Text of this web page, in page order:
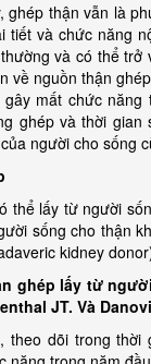
thận vẫn là
tiết và chức năng
và có thể
về nguồn thận
mất chức
ghép và thời
người cho sống
từ người sống
sống cho thận
kidney
ghép lấy từ
JT. Và
theo dõi trong